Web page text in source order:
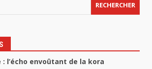
RECHERCHER
: l’écho envoûtant de la kora